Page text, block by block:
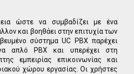
ώστε να συμβαδίζει με ένα
και βοηθάει στην επιτυχία των
σύστημα UC PBX παρέχει
απλό PBX και υπερέχει στη
εμπειρίας επικοινωνίας και
χώρου εργασίας. Οι χρήστες